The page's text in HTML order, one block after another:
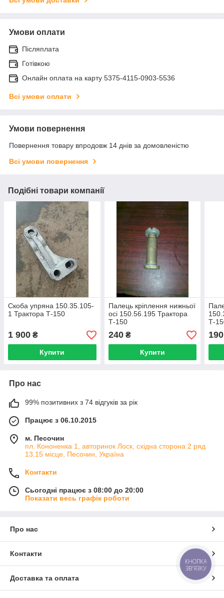
Умови оплати
Післяплата
Готівкою
Онлайн оплата на карту 5375-4115-0903-5536
Всі умови оплати
Умови повернення
Повернення товару впродовж 14 днів за домовленістю
Всі умови повернення
Подібні товари компанії
Скоба упряна 150.35.105-
1 Трактора Т-150
1 900 ₴
Купити
Палець кріплення нижньої
осі 150.56.195 Трактора
Т-150
240₴
Купити
Т-
190
Про нас
99% позитивних з 74 відгуків за рік
Працює з 06.10.2015
м. Песочин
пл. Кононенка 1, авторинок Лоск, східна сторона 2 ряд
13,15 місце, Песочин, Україна
Контакти
Сьогодні працює з 08:00 до 20:00
Показати весь графік роботи
Про нас
Контакти
Доставка та оплата
КНОПКА
ЗВ'ЯЗКУ